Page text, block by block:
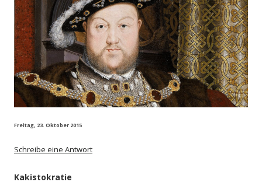
Freitag, 23. Oktober 2015
Schreibe eine Antwort
Kakistokratie